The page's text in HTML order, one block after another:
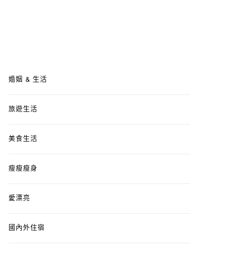
婚姻 & 生活
旅遊生活
美食生活
瘦瘦瘦身
愛漂亮
國內外住宿